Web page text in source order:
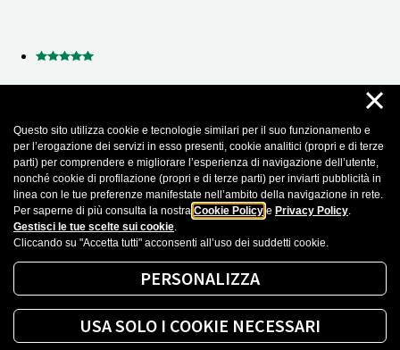
Questo sito utilizza cookie e tecnologie similari per il suo funzionamento e
per l’erogazione dei servizi in esso presenti, cookie analitici (propri e di terze
parti) per comprendere e migliorare l’esperienza di navigazione dell’utente,
nonché cookie di profilazione (propri e di terze parti) per inviarti pubblicità in
linea con le tue preferenze manifestate nell’ambito della navigazione in rete.
Per saperne di più consulta la nostra Cookie Policy e Privacy Policy.
Gestisci le tue scelte sui cookie.
Cliccando su "Accetta tutti" acconsenti all’uso dei suddetti cookie.
×
PERSONALIZZA
USA SOLO I COOKIE NECESSARI
14 Gennaio 2026
Giorgia Toto Brocchi
Professionalità e gentilezza! Grazie a Sveva per essere l'esempio
di chi mette davvero passione e dedizione nel suo lavoro. La
consiglio a chiunque debba affrontare una qualsiasi questione
riguardo le forniture! Grazie davvero
Recensioni importate da Google Business Profile. Puoi leggere tutte le recensioni
cliccando sul seguenteLink